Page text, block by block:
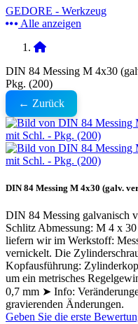
GEDORE - Werkzeug
Alle anzeigen
DIN 84 Messing M 4x30
Pkg. (200)
← Zurück
DIN 84 Messing M 4x30 (galv.
DIN 84 Messing galvanisch
Schlitz Abmessung: M 4 x
liefern wir im Werkstoff:
vernickelt. Die
Kopfausführung:
um ein metrisches
0,7 mm ➤ Info:
gravierenden Änderungen.
Geben Sie die erste